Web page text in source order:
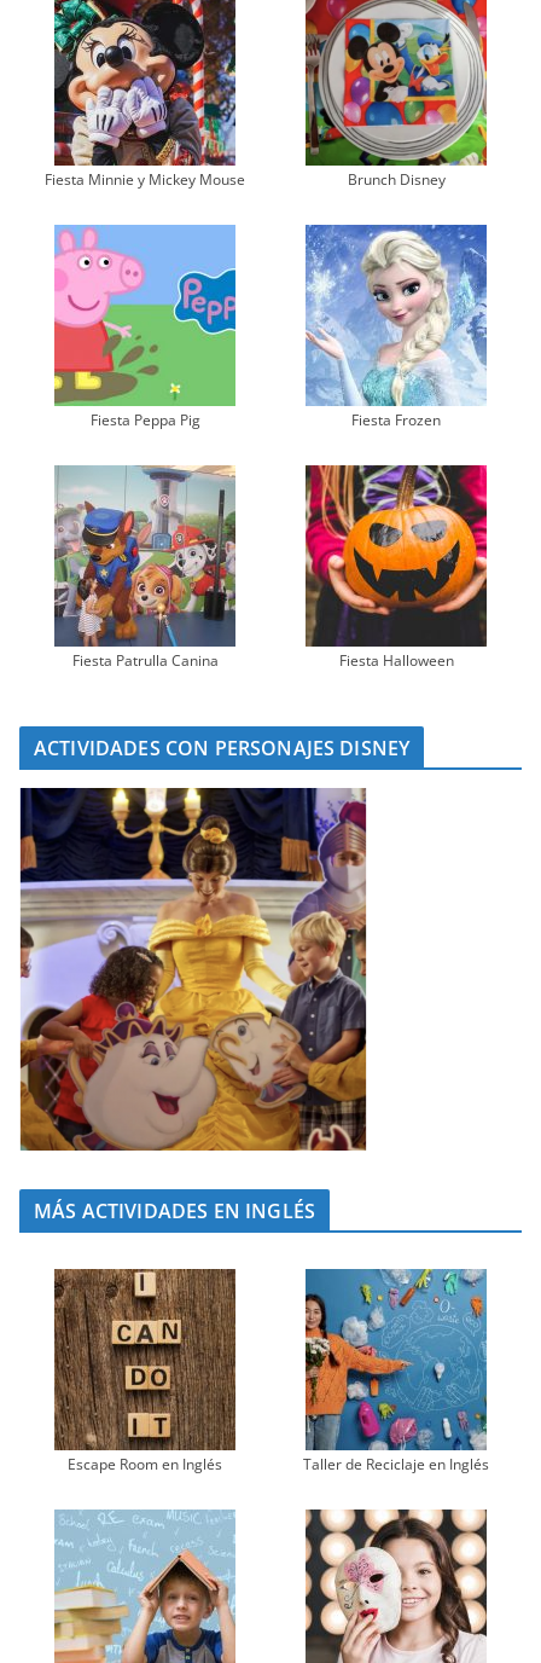
Fiesta Minnie y Mickey Mouse Brunch Disney
Fiesta Peppa Pig Fiesta Frozen
Fiesta Patrulla Canina Fiesta Halloween
ACTIVIDADES CON PERSONAJES DISNEY
MÁS ACTIVIDADES EN INGLÉS
Escape Room en Inglés Taller de Reciclaje en Inglés